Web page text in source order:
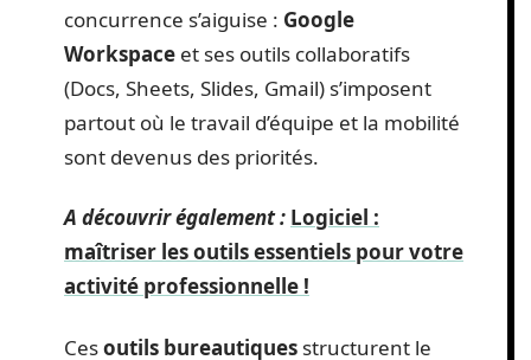
concurrence s’aiguise : Google
Workspace et ses outils collaboratifs
(Docs, Sheets, Slides, Gmail) s’imposent
partout où le travail d’équipe et la mobilité
sont devenus des priorités.
A découvrir également : Logiciel :
maîtriser les outils essentiels pour votre
activité professionnelle !
Cesoutils bureautiques structurent le